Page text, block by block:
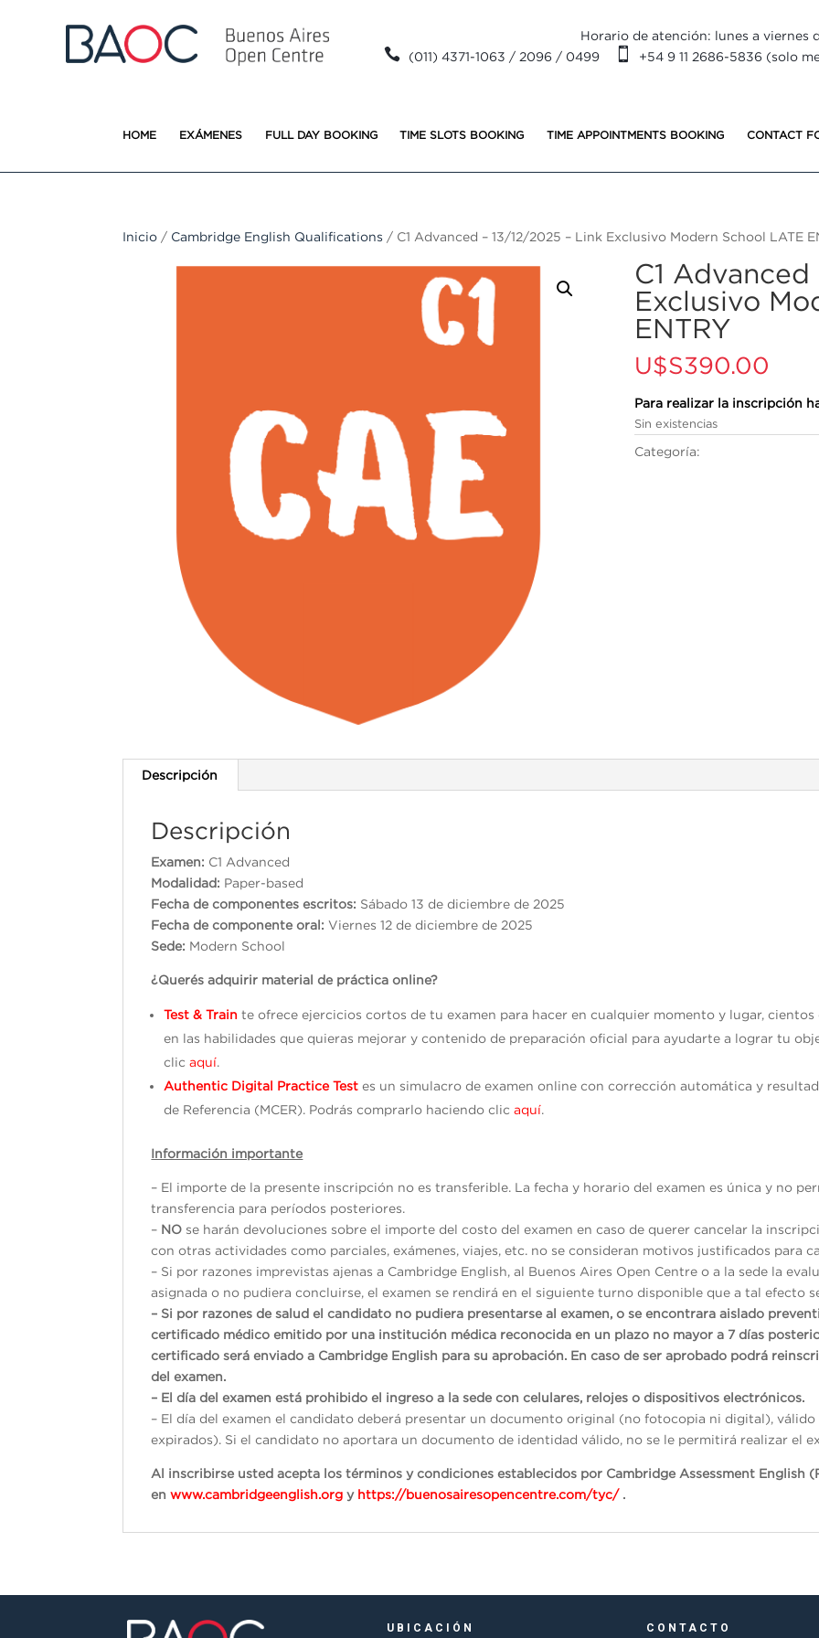
Horario de atención: lunes a viernes
 (011) 4371-1063 / 2096 / 0499  +54 9 11 2686-5836 (solo
HOME EXÁMENES FULL DAY BOOKING TIME SLOTS BOOKING TIME APPOINTMENTS BOOKING CONTACT
Inicio / Cambridge English Qualifications / C1 Advanced – 13/12/2025 – Link Exclusivo Modern School LATE
C1
Exclusivo
ENTRY
U$S390.00
Para realizar la inscripción
Sin existencias
Categoría:
Descripción
Descripción
Examen: C1 Advanced
Modalidad: Paper-based
Fecha de componentes escritos: Sábado 13 de
Fecha de componente oral:Viernes 12 de diciembre de 2025
Sede: Modern School
¿Querés adquirir material de práctica online?
Test & Train te ofrece ejercicios cortos de tu examen para hacer en cualquier momento y lugar,
en las habilidades que quieras mejorar y contenido de preparación oficial para ayudarte a lograr tu
clicaquí
Authentic Digital Practice Test es un simulacro de examen online con corrección automática y
de Referencia (MCER). Podrás comprarlo haciendo clic aquí
Información importante
– El importe de la presente inscripción no es transferible. La fecha y horario del examen es única y no
transferencia para períodos posteriores.
– NO se harán devoluciones sobre el importe del costo del examen en caso de querer cancelar la
con otras actividades como parciales, exámenes, viajes, etc. no se consideran motivos justificados para
– Si por razones imprevistas ajenas a Cambridge English, al Buenos Aires Open Centre o a la sede la
asignada o no pudiera concluirse, el examen se rendirá en el siguiente turno disponible que a tal efecto
– Si por razones de salud el candidato no pudiera presentarse al examen, o se encontrara aislado
certificado médico emitido por una institución médica reconocida en un plazo no mayor a 7 días
certificado será enviado a Cambridge English para su aprobación. En caso de ser aprobado podrá
del examen.
– El día del examen está prohibido el ingreso a la sede con celulares, relojes o dispositivos electrónicos.
– El día del examen el candidato deberá presentar un documento original (no fotocopia ni digital),
expirados). Si el candidato no aportara un documento de identidad válido, no se le permitirá realizar el
Al inscribirse usted acepta los términos y condiciones establecidos por Cambridge Assessment English
enwww.cambridgeenglish.org y https://buenosairesopencentre.com/tyc/.
UBICACIÓN CONTACTO